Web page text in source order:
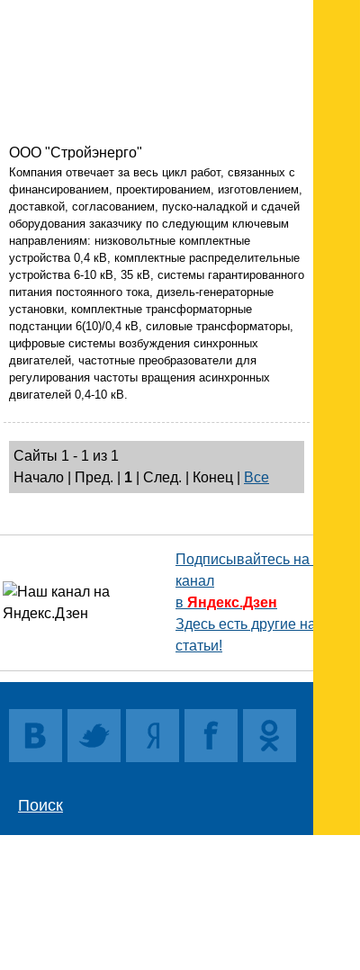
ООО "Стройэнерго"
Компания отвечает за весь цикл работ, связанных с
финансированием, проектированием, изготовлением,
доставкой, согласованием, пуско-наладкой и сдачей
оборудования заказчику по следующим ключевым
направлениям: низковольтные комплектные
устройства 0,4 кВ, комплектные распределительные
устройства 6-10 кВ, 35 кВ, системы гарантированного
питания постоянного тока, дизель-генераторные
установки, комплектные трансформаторные
подстанции 6(10)/0,4 кВ, силовые трансформаторы,
цифровые системы возбуждения синхронных
двигателей, частотные преобразователи для
регулирования частоты вращения асинхронных
двигателей 0,4-10 кВ.
Сайты 1 - 1 из 1
Начало | Пред. | 1 | След. | Конец Все
Подписывайтесь на наш
канал
в Яндекс.Дзен
Здесь есть другие наши
статьи!
Поиск